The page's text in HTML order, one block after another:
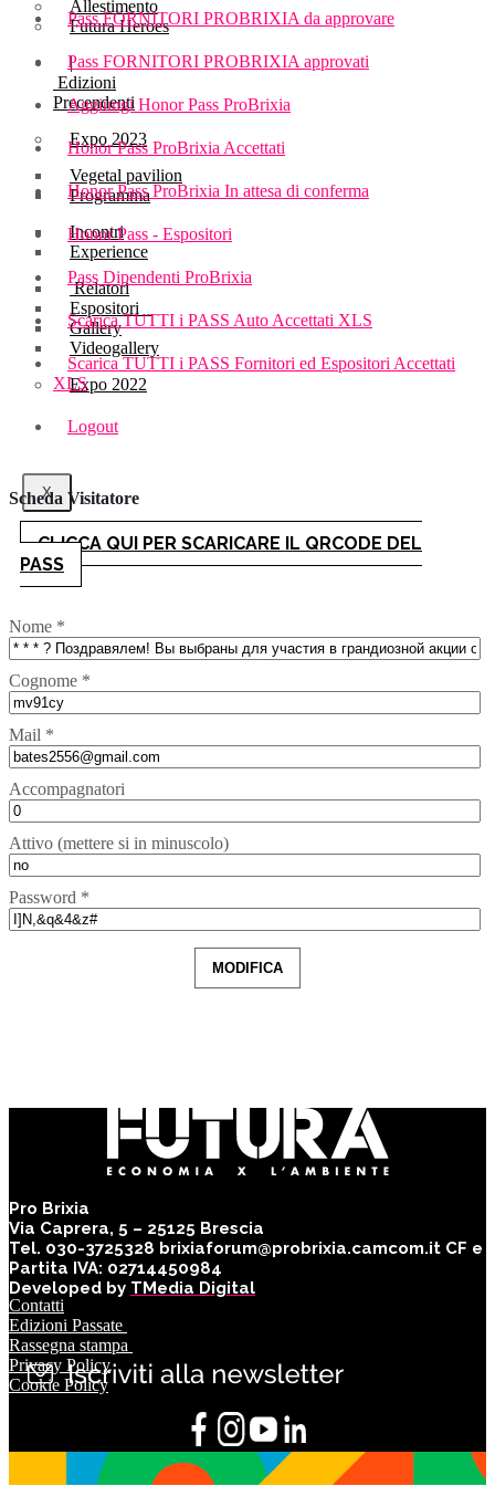
Allestimento
Futura Heroes
|
Edizioni
Precendenti
Expo 2023
Vegetal pavilion
Programma
Incontri
Experience
Relatori
Espositori
Gallery
Videogallery
Expo 2022
X
Pass FORNITORI PROBRIXIA da approvare
Pass FORNITORI PROBRIXIA approvati
Aggiungi Honor Pass ProBrixia
Honor Pass ProBrixia Accettati
Honor Pass ProBrixia In attesa di conferma
Honor Pass - Espositori
Pass Dipendenti ProBrixia
Scarica TUTTI i PASS Auto Accettati XLS
Scarica TUTTI i PASS Fornitori ed Espositori Accettati
XLS
Logout
Scheda Visitatore
CLICCA QUI PER SCARICARE IL QRCODE DEL
PASS
Nome *
Cognome *
Mail *
Accompagnatori
Attivo (mettere si in minuscolo)
Password *
MODIFICA
Pro Brixia
Via Caprera, 5 – 25125 Brescia
Tel. 030-3725328 brixiaforum@probrixia.camcom.it CF e
Partita IVA: 02714450984
Developed by TMedia Digital
Contatti
Edizioni Passate
Rassegna stampa
Privacy Policy
Cookie Policy